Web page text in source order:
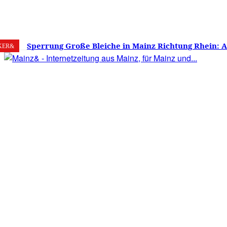
8. August 2026 15.9 Mainz
Sperrung Große Bleiche in Mainz Richtung Rhein:
verwirrt, Mainzer stinksauer – Haben die Mainzer